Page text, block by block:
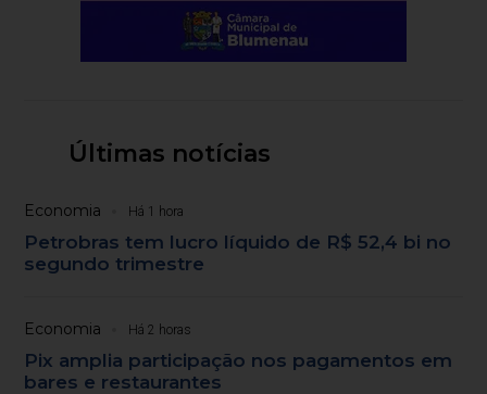
Últimas notícias
Economia Há 1 hora
Petrobras tem lucro líquido de R$ 52,4 bi no
segundo trimestre
Economia Há 2 horas
Pix amplia participação nos pagamentos em
bares e restaurantes